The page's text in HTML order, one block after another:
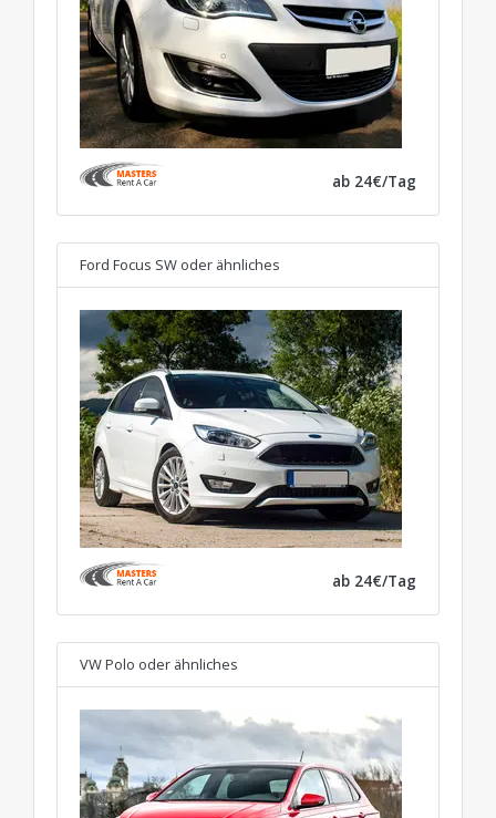
ab 24€/Tag
Ford Focus SW oder ähnliches
ab 24€/Tag
VW Polo oder ähnliches